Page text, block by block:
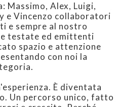
Massimo, Alex, Luigi,
e Vincenzo collaboratori
e sempre al nostro
testate ed emittenti
spazio e attenzione
con noi la
È diventata
Un percorso unico, fatto